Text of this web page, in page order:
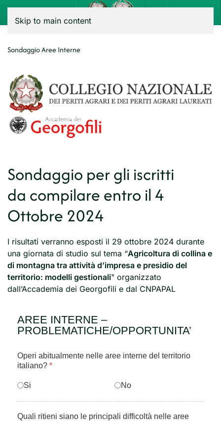
Skip to main content
Sondaggio Aree Interne
Sondaggio per gli iscritti
da compilare entro il 4
Ottobre 2024
I risultati verranno esposti il 29 ottobre 2024 durante
una giornata di studio sul tema “Agricoltura di collina e
di montagna tra attività d’impresa e presidio del
territorio: modelli gestionali" organizzato
dall’Accademia dei Georgofili e dal CNPAPAL
AREE INTERNE –
PROBLEMATICHE/OPPORTUNITA’
Operi abitualmente nelle aree interne del territorio
italiano? *
Si No
Quali ritieni siano le principali difficoltà nelle aree